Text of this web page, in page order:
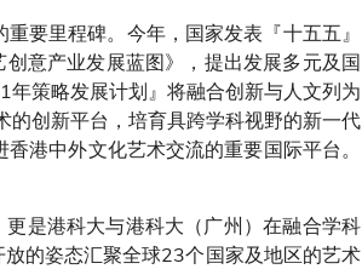
要里程碑。今年，国家发表『十五五』
意产业发展蓝图》，提出发展多元及国
策略发展计划』将融合创新与人文列为
创新平台，培育具跨学科视野的新一代
港中外文化艺术交流的重要国际平台。
是港科大与港科大（广州）在融合学科
的姿态汇聚全球23个国家及地区的艺术